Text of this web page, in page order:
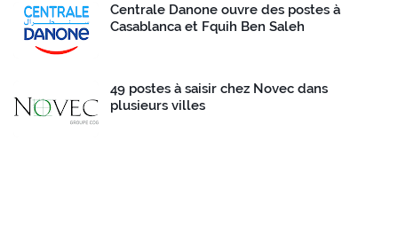
Centrale Danone ouvre des postes à
Casablanca et Fquih Ben Saleh
49 postes à saisir chez Novec dans
plusieurs villes